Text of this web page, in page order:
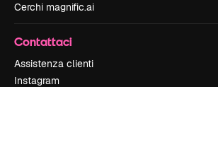
Cerchi magnific.ai
Contattaci
Assistenza clienti
Instagram